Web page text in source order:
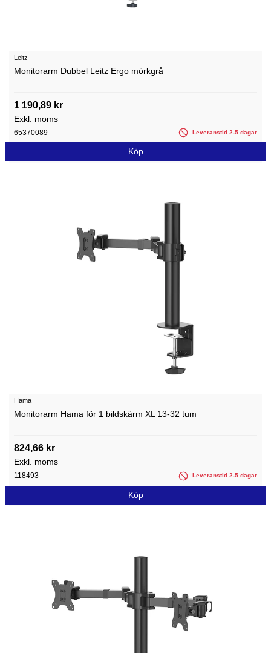
Leitz
Monitorarm Dubbel Leitz Ergo mörkgrå
1 190,89 kr
Exkl. moms
65370089 Leveranstid 2-5 dagar
Köp
Hama
Monitorarm Hama för 1 bildskärm XL 13-32 tum
824,66 kr
Exkl. moms
118493 Leveranstid 2-5 dagar
Köp